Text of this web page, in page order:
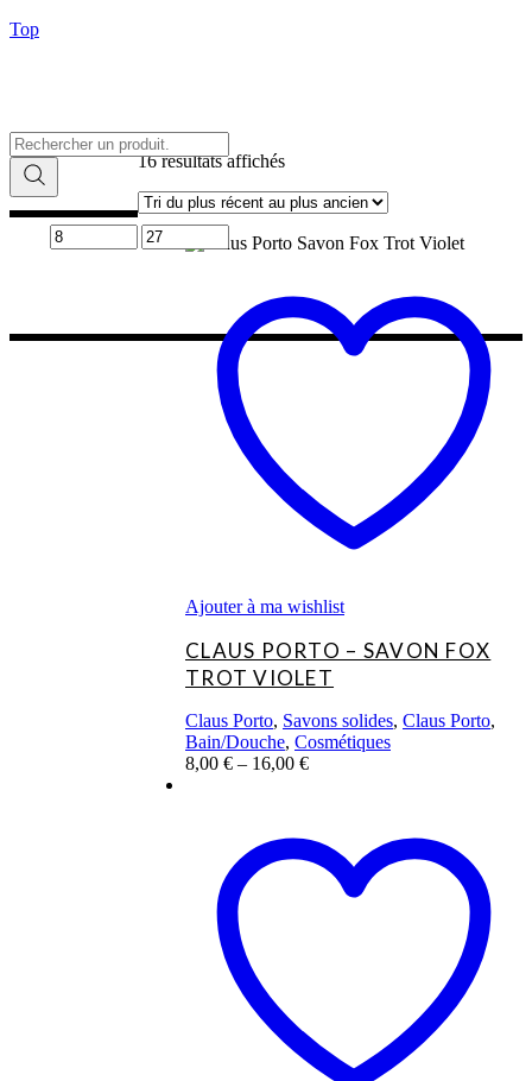
Top
16 résultats affichésTrié
plus
au
plusieurs
variations.
options
peuvent
choisies
Ajouter à ma wishlist
CLAUS PORTO – SAVON FOX
TROT VIOLET
Claus Porto, Savons solides, Claus Porto,
Bain/Douche, Cosmétiques
8,00 € – 16,00 €
plusieurs
variations.
options
peuvent
choisies
Rechercher: